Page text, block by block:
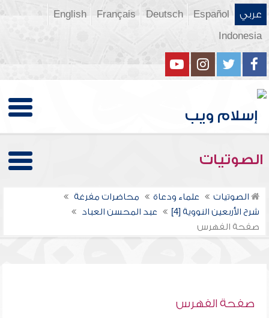
عربي Español
Deutsch
Français
English
Indonesia
الصوتيات
الصوتيات علماء ودعاة
محاضرات مفرغة
شرح الأربعين النووية [4]
عبد المحسن العباد
صفحة الفهرس
صفحة الفهرس